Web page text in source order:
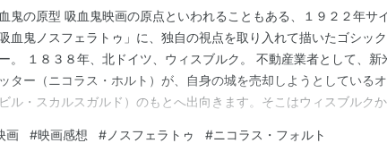
・ガンツ
ド・トパー
・ラーデンガスト
ラック
鬼の原型 吸血鬼映画の原点といわれることもある、１９２２年サ
吸血鬼ノスフェラトゥ」に、独自の視点を取り入れて描いたゴシッ
。 １８３８年、北ドイツ、ウィスブルク。 不動産業者として、新
ター（ニコラス・ホルト）が、自身の城を売却しようとしている
ビル・スカルスガルド）のもとへ出向きます。そこはウィスブルク
きます。 一方、トーマスの不在中、彼の新妻エレン（リリー＝ロ
画 #映画感想 # ノスフェラトゥ #ニコラス・フォルト